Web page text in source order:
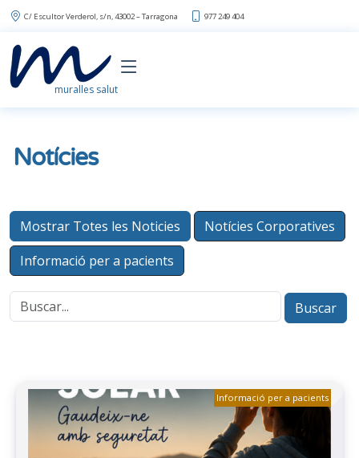
C/ Escultor Verderol, s/n, 43002 – Tarragona 977 249 404
muralles salut
Notícies
Mostrar Totes les Noticies
Notícies Corporatives
Informació per a pacients
Buscar
Informació per a pacients